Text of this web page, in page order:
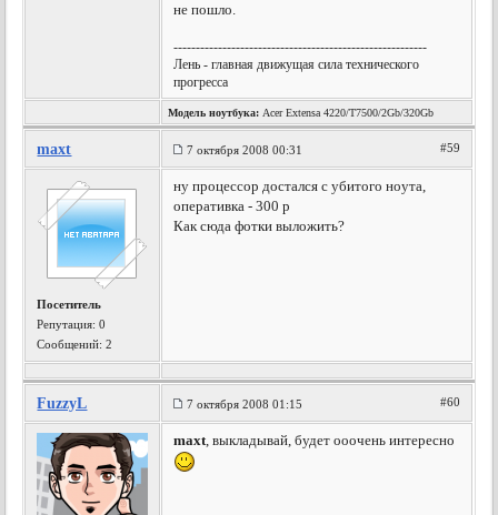
не пошло.
---------------------------------------------------------
Лень - главная движущая сила технического
прогресса
Модель ноутбука: Acer Extensa 4220/T7500/2Gb/320Gb
maxt 7 октября 2008 00:31 #59
Посетитель
Репутация:0
Сообщений: 2
ну процессор достался с убитого ноута,
оперативка - 300 р
Как сюда фотки выложить?
FuzzyL 7 октября 2008 01:15 #60
maxt, выкладывай, будет ооочень интересно